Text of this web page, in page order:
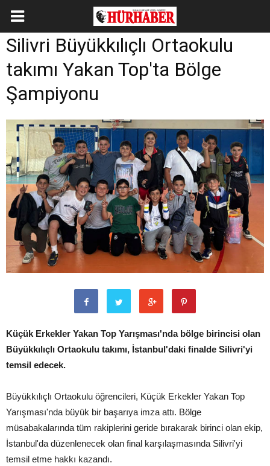
Silivri Büyükkılıçlı Ortaokulu
takımı Yakan Top'ta Bölge
Şampiyonu
Küçük Erkekler Yakan Top Yarışması'nda bölge birincisi olan
Büyükkılıçlı Ortaokulu takımı, İstanbul'daki finalde Silivri'yi
temsil edecek.
Büyükkılıçlı Ortaokulu öğrencileri, Küçük Erkekler Yakan Top
Yarışması'nda büyük bir başarıya imza attı. Bölge
müsabakalarında tüm rakiplerini geride bırakarak birinci olan ekip,
İstanbul'da düzenlenecek olan final karşılaşmasında Silivri'yi
temsil etme hakkı kazandı.